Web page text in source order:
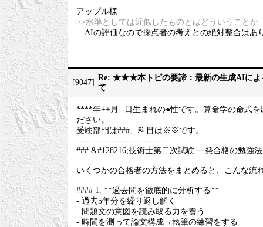
アップル様
>>水準としては近似したものとはどういうことか
AIの評価なので採点者の考えとの絶対整合はあ
[9047]
Re: ★★★本トピの要諦：最新の生成AIによ
て
****年++月--日生まれの●性です。算命学の命式
ださい。
受験部門は###、科目は※※です。
------------------------------
### &#128216;技術士第二次試験 一発合格の勉強法
いくつかの合格者の方法をまとめると、こんな流
#### 1. **過去問を徹底的に分析する**
- 過去5年分を繰り返し解く
- 問題文の意図を読み取る力を養う
- 時間を測って論文構成→執筆の練習をする